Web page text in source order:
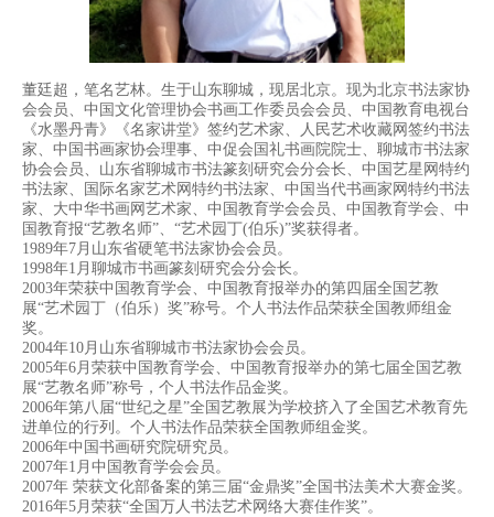
董廷超，笔名艺林。生于山东聊城，现居北京。现为北京书法家协
会会员、中国文化管理协会书画工作委员会会员、中国教育电视台
《水墨丹青》《名家讲堂》签约艺术家、人民艺术收藏网 签约书法
家、中国书画家协会理事、中促会国礼书画院院士、聊城市书法家
协会会员、山东省聊城市书法篆刻研究会分会长、中国艺星网特约
书法家、国际名家艺术网特约书法家、中国当代书画家网特约书法
家、大中华书画网艺术家、中国教育学会会员、中国教育学会、中
国教育报“艺教名师”、“艺术园丁(伯乐)”奖获得者。
1989年7月山东省硬笔书法家协会会员。
1998年1月聊城市书画篆刻研究会分会长。
2003年荣获中国教育学会、中国教育报举办的第四届全国艺教
展“艺术园丁（伯乐）奖”称号。个人书法作品荣获全国教师组金
奖。
2004年10月山东省聊城市书法家协会会员。
2005年6月荣获中国教育学会、中国教育报举办的第七届全国艺教
展“艺教名师”称号，个人书法作品金奖。
2006年第八届“世纪之星”全国艺教展为学校挤入了全国艺术教育先
进单位的行列。个人书法作品荣获全国教师组金奖。
2006年中国书画研究院研究员。
2007年1月中国教育学会会员。
2007年 荣获文化部备案的第三届“金鼎奖”全国书法美术大赛金奖。
2016年5月荣获“全国万人书法艺术网络大赛佳作奖”。